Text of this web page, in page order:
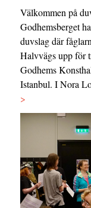
Välkommen på
Godhemsberget
duvslag där
Halvvägs upp för
Godhems
Istanbul. I Nora
>